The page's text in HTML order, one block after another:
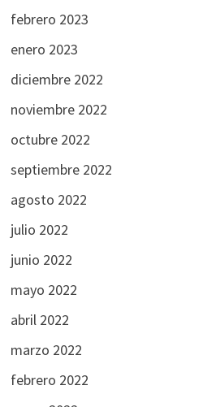
febrero 2023
enero 2023
diciembre 2022
noviembre 2022
octubre 2022
septiembre 2022
agosto 2022
julio 2022
junio 2022
mayo 2022
abril 2022
marzo 2022
febrero 2022